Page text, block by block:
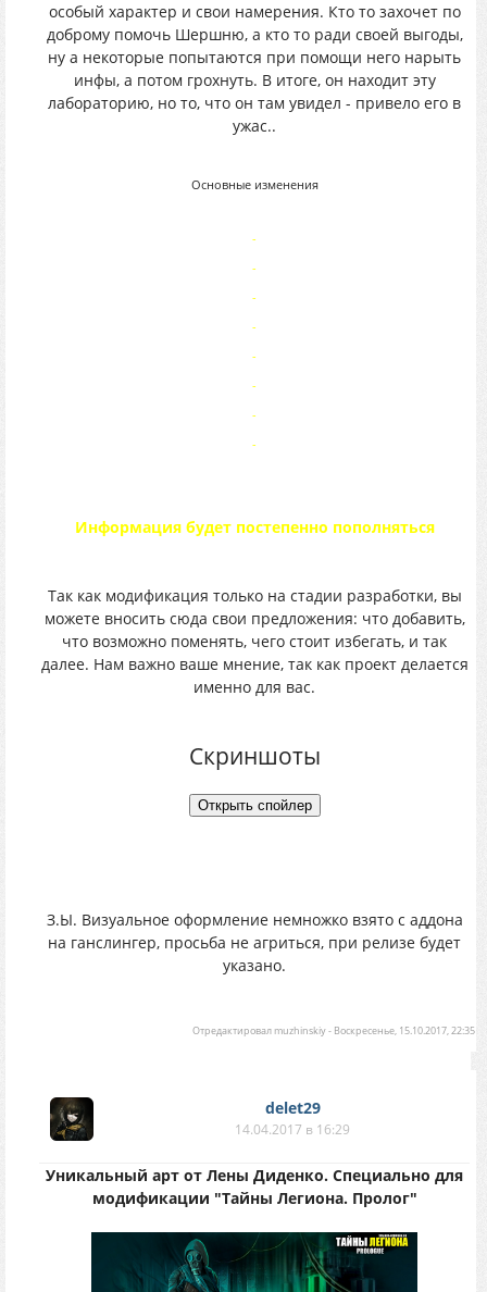
особый характер и свои намерения. Кто то захочет по
доброму помочь Шершню, а кто то ради своей выгоды,
ну а некоторые попытаются при помощи него нарыть
инфы, а потом грохнуть. В итоге, он находит эту
лабораторию, но то, что он там увидел - привело его в
ужас..
Основные изменения
-
-
-
-
-
-
-
-
Информация будет постепенно пополняться
Так как модификация только на стадии разработки, вы
можете вносить сюда свои предложения: что добавить,
что возможно поменять, чего стоит избегать, и так
далее. Нам важно ваше мнение, так как проект делается
именно для вас.
Скриншоты
З.Ы. Визуальное оформление немножко взято с аддона
на ганслингер, просьба не агриться, при релизе будет
указано.
Отредактировал muzhinskiy- Воскресенье, 15.10.2017, 22:35
delet29
14.04.2017 в 16:29
Уникальный арт от Лены Диденко. Специально для
модификации "Тайны Легиона. Пролог"